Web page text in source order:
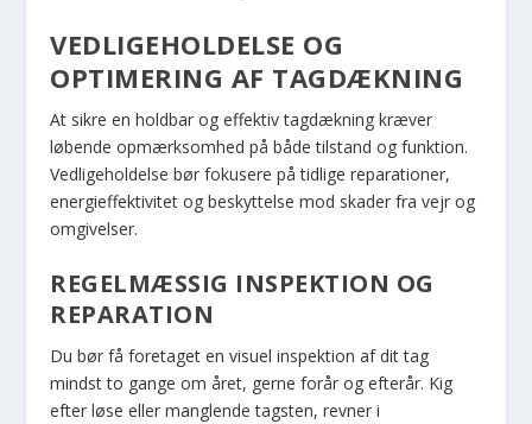
VEDLIGEHOLDELSE OG
OPTIMERING AF TAGDÆKNING
At sikre en holdbar og effektiv tagdækning kræver
løbende opmærksomhed på både tilstand og funktion.
Vedligeholdelse bør fokusere på tidlige reparationer,
energieffektivitet og beskyttelse mod skader fra vejr og
omgivelser.
REGELMÆSSIG INSPEKTION OG
REPARATION
Du bør få foretaget en visuel inspektion af dit tag
mindst to gange om året, gerne forår og efterår. Kig
efter løse eller manglende tagsten, revner i